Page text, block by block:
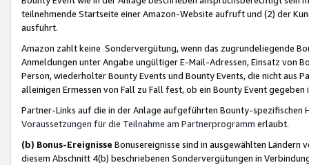
teilnehmende Startseite einer Amazon-Website aufruft und (2) der
ausführt.
Amazon zahlt keine Sondervergütung, wenn das zugrundeliegende
Anmeldungen unter Angabe ungültiger E-Mail-Adressen, Einsatz von
Person, wiederholter Bounty Events und Bounty Events, die nicht
alleinigen Ermessen von Fall zu Fall fest, ob ein Bounty Event
Partner-Links auf die in der Anlage aufgeführten Bounty-spezifischen
Voraussetzungen für die Teilnahme am Partnerprogramm erlaubt.
(b) Bonus-Ereignisse Bonusereignisse sind in ausgewählten Ländern
diesem Abschnitt 4(b) beschriebenen Sondervergütungen in